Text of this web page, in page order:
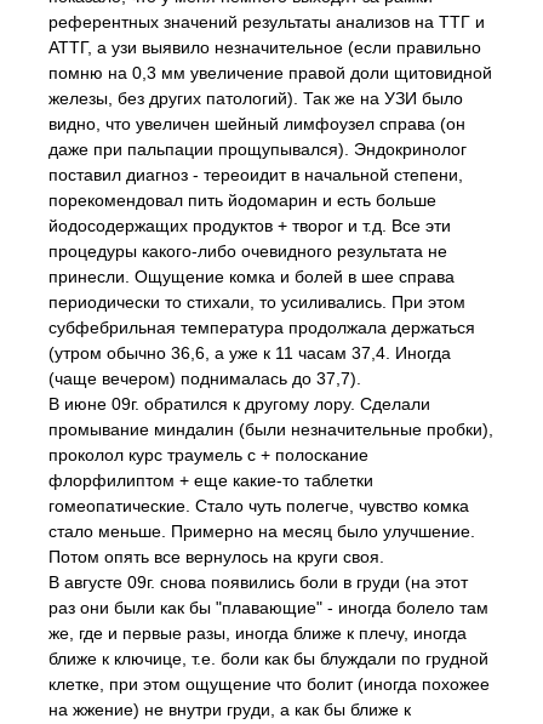
референтных значений результаты анализов на ТТГ и
АТТГ, а узи выявило незначительное (если правильно
помню на 0,3 мм увеличение правой доли щитовидной
железы, без других патологий). Так же на УЗИ было
видно, что увеличен шейный лимфоузел справа (он
даже при пальпации прощупывался). Эндокринолог
поставил диагноз - тереоидит в начальной степени,
порекомендовал пить йодомарин и есть больше
йодосодержащих продуктов + творог и т.д. Все эти
процедуры какого-либо очевидного результата не
принесли. Ощущение комка и болей в шее справа
периодически то стихали, то усиливались. При этом
субфебрильная температура продолжала держаться
(утром обычно 36,6, а уже к 11 часам 37,4. Иногда
(чаще вечером) поднималась до 37,7).
В июне 09г. обратился к другому лору. Сделали
промывание миндалин (были незначительные пробки),
проколол курс траумель с + полоскание
флорфилиптом + еще какие-то таблетки
гомеопатические. Стало чуть полегче, чувство комка
стало меньше. Примерно на месяц было улучшение.
Потом опять все вернулось на круги своя.
В августе 09г. снова появились боли в груди (на этот
раз они были как бы "плавающие" - иногда болело там
же, где и первые разы, иногда ближе к плечу, иногда
ближе к ключице, т.е. боли как бы блуждали по грудной
клетке, при этом ощущение что болит (иногда похожее
на жжение) не внутри груди, а как бы ближе к